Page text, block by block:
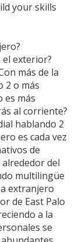
your skills
el exterior?
más de la
2 o más
es más
al corriente?
hablando 2
es cada vez
de
del
multilingüe
extranjero
de East Palo
a la
se